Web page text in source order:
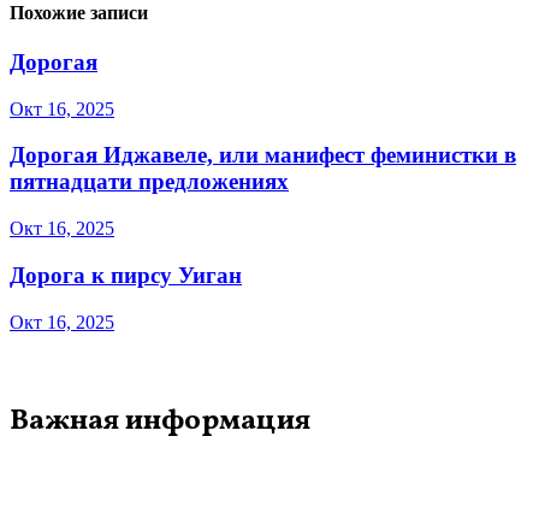
Похожие записи
Дорогая
Окт 16, 2025
Дорогая Иджавеле, или манифест феминистки в
пятнадцати предложениях
Окт 16, 2025
Дорога к пирсу Уиган
Окт 16, 2025
Важная информация